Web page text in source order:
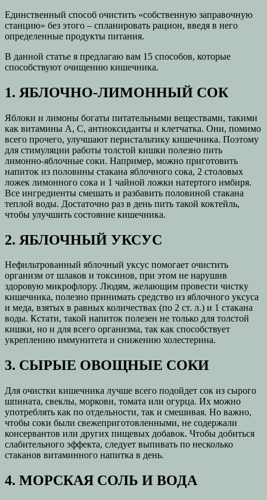
Единственный способ очистить «собственную заправочную
станцию» без этого – спланировать рацион, введя в него
определенные продукты питания.
В данной статье я предлагаю вам 15 способов, которые
способствуют очищению кишечника.
1. ЯБЛОЧНО-ЛИМОННЫЙ СОК
Яблоки и лимоны богаты питательными веществами, такими
как витамины А, С, антиоксиданты и клетчатка. Они, помимо
всего прочего, улучшают перистальтику кишечника. Поэтому
для стимуляции работы толстой кишки полезно пить
лимонно-яблочные соки. Например, можно приготовить
напиток из половины стакана яблочного сока, 2 столовых
ложек лимонного сока и 1 чайной ложки натертого имбиря.
Все ингредиенты смешать и разбавить половиной стакана
теплой воды. Достаточно раз в день пить такой коктейль,
чтобы улучшить состояние кишечника.
2. ЯБЛОЧНЫЙ УКСУС
Нефильтрованный яблочный уксус помогает очистить
организм от шлаков и токсинов, при этом не нарушив
здоровую микрофлору. Людям, желающим провести чистку
кишечника, полезно принимать средство из яблочного уксуса
и меда, взятых в равных количествах (по 2 ст. л.) и 1 стакана
воды. Кстати, такой напиток полезен не только для толстой
кишки, но и для всего организма, так как способствует
укреплению иммунитета и снижению холестерина.
3. СЫРЫЕ ОВОЩНЫЕ СОКИ
Для очистки кишечника лучше всего подойдет сок из сырого
шпината, свеклы, моркови, томата или огурца. Их можно
употреблять как по отдельности, так и смешивая. Но важно,
чтобы соки были свежеприготовленными, не содержали
консервантов или других пищевых добавок. Чтобы добиться
слабительного эффекта, следует выпивать по несколько
стаканов витаминного напитка в день.
4. МОРСКАЯ СОЛЬ И ВОДА